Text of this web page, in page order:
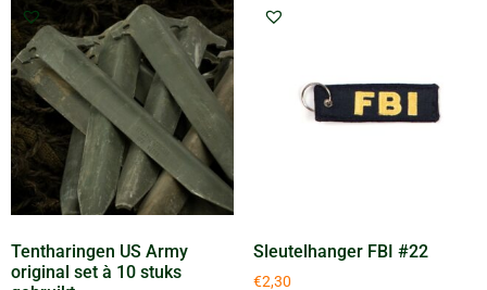
Tentharingen US Army
original set à 10 stuks
Sleutelhanger FBI #22
€2,30